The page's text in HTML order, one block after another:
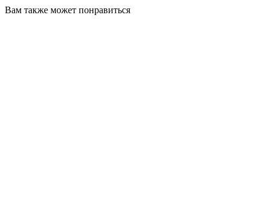
Вам также может понравиться